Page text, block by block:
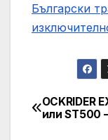
Български
Post
OCKRIDER
или ST500